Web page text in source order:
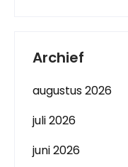
Archief
augustus 2026
juli 2026
juni 2026